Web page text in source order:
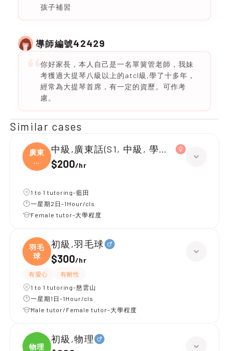
孩子補習
導師編號42429
你好家長，本人自己是一名單簧管老師，我妹
考獲過大提琴八級以上的atcl級,學了十多年，
經常為大提琴首席，有一定的資歷。可作考
慮。
Similar cases
廣東
話
(S
中級,廣東話(S1, 中級, 學校課程)
$200/hr
1 to 1 tutoring-藍田
一星期2日-1Hour/cls
Female tutor-大學程度
羽毛
球
初級,羽毛球
$300/hr
有愛心
有耐性
1 to 1 tutoring-慈雲山
一星期1日-1Hour/cls
Male tutor/Female tutor-大學程度
物理
初級,物理